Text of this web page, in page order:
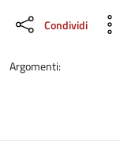
Condividi
Argomenti: